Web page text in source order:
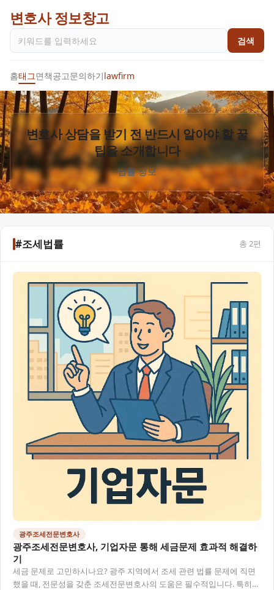
변호사 정보창고
검색
홈태그면책공고문의하기lawfirm
변호사 상담을 받기 전 반드시 알아야 할 꿀
팁을 소개합니다
법률 정보
#조세법률 총 2편
광주조세전문변호사
광주조세전문변호사, 기업자문 통해 세금문제 효과적 해결하
기
세금 문제로 고민하시나요? 광주 지역에서 조세 관련 법률 문제에 직면
했을 때, 전문성을 갖춘 조세전문변호사의 도움은 필수적입니다. 특히